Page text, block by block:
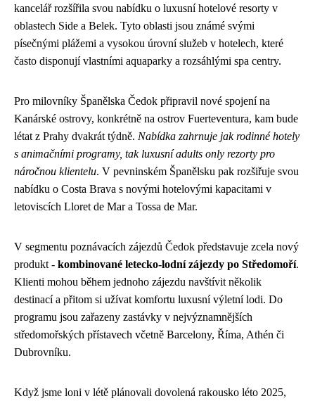
kancelář rozšířila svou nabídku o luxusní hotelové resorty v
oblastech Side a Belek. Tyto oblasti jsou známé svými
písečnými plážemi a vysokou úrovní služeb v hotelech, které
často disponují vlastními aquaparky a rozsáhlými spa centry.
Pro milovníky Španělska Čedok připravil nové spojení na
Kanárské ostrovy, konkrétně na ostrov Fuerteventura, kam bude
létat z Prahy dvakrát týdně. Nabídka zahrnuje jak rodinné hotely
s animačními programy, tak luxusní adults only rezorty pro
náročnou klientelu. V pevninském Španělsku pak rozšiřuje svou
nabídku o Costa Brava s novými hotelovými kapacitami v
letoviscích Lloret de Mar a Tossa de Mar.
V segmentu poznávacích zájezdů Čedok představuje zcela nový
produkt - kombinované letecko-lodní zájezdy po Středomoří.
Klienti mohou během jednoho zájezdu navštívit několik
destinací a přitom si užívat komfortu luxusní výletní lodi. Do
programu jsou zařazeny zastávky v nejvýznamnějších
středomořských přístavech včetně Barcelony, Říma, Athén či
Dubrovníku.
Když jsme loni v létě plánovali dovolená rakousko léto 2025,